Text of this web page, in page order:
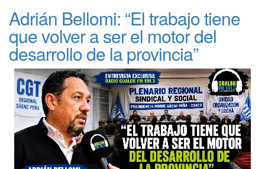
Adrián Bellomi: “El trabajo tiene
que volver a ser el motor del
desarrollo de la provincia”